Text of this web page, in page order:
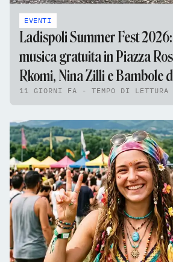
EVENTI
Ladispoli Summer Fest
musica gratuita in Piazza
Rkomi, Nina Zilli e Bambole
11 GIORNI FA - TEMPO DI